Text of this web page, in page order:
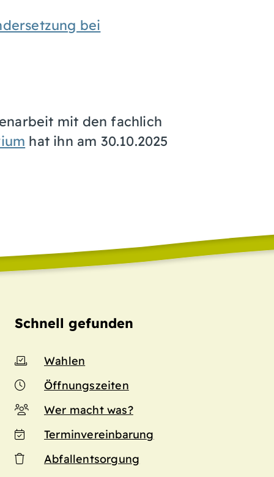
bei
mit den fachlich
hat ihn am 30.10.2025
Schnell gefunden
Wahlen
Öffnungszeiten
Wer macht was?
Terminvereinbarung
Abfallentsorgung